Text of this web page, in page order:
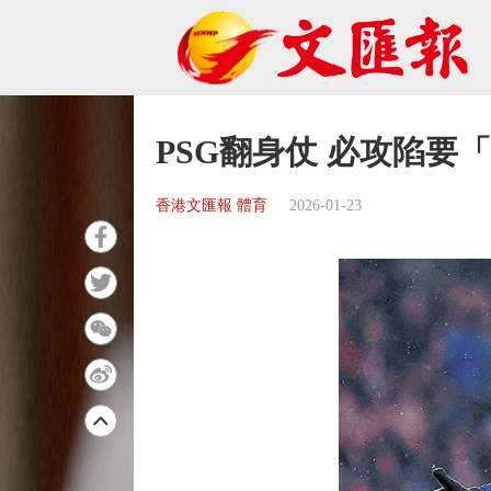
PSG翻身仗 必攻陷要
香港文匯報 體育 2026-01-23